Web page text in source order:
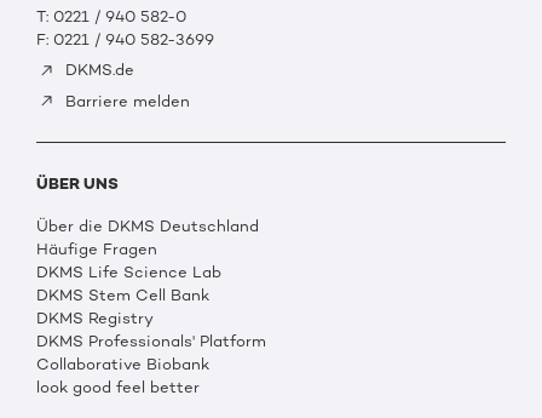
T: 0221 / 940 582-0
F: 0221 / 940 582-3699
DKMS.de
Barriere melden
ÜBER UNS
Über die DKMS Deutschland
Häufige Fragen
DKMS Life Science Lab
DKMS Stem Cell Bank
DKMS Registry
DKMS Professionals' Platform
Collaborative Biobank
look good feel better